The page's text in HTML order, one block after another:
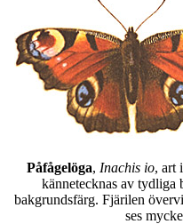
Påfågelöga, Inachis io, art
kännetecknas av tydliga
bakgrundsfärg. Fjärilen
ses